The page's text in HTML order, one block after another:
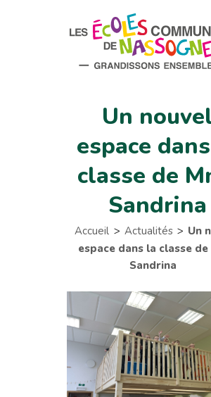
Un
espace
classe de
Sandrina
Accueil Actualités
Un
espace dans la classe de
Sandrina